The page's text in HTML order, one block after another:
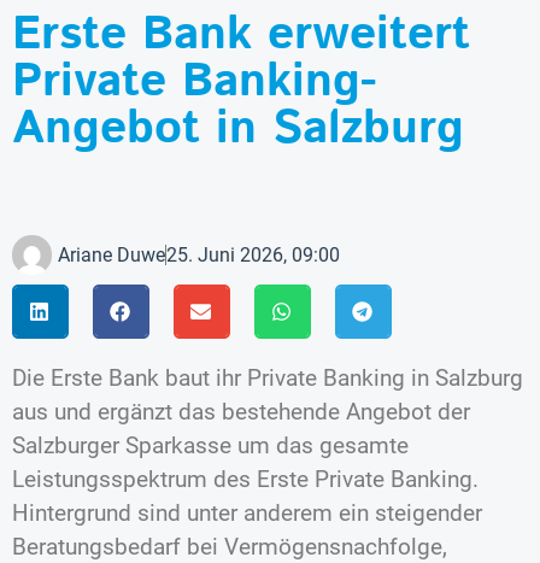
Erste Bank erweitert
Private Banking-
Angebot in Salzburg
Ariane Duwe25. Juni 2026, 09:00
Die Erste Bank baut ihr Private Banking in Salzburg
aus und ergänzt das bestehende Angebot der
Salzburger Sparkasse um das gesamte
Leistungsspektrum des Erste Private Banking.
Hintergrund sind unter anderem ein steigender
Beratungsbedarf bei Vermögensnachfolge,